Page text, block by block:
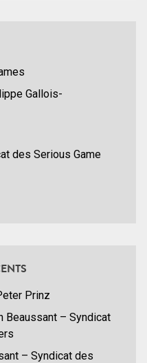
Gallois-
des Serious Game
Prinz
Beaussant – Syndicat
– Syndicat des